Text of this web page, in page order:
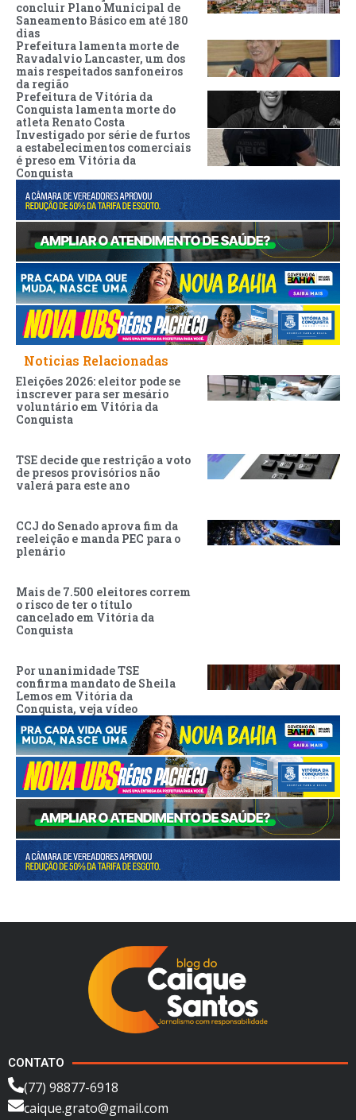
concluir Plano Municipal de
Saneamento Básico em até 180
dias
Prefeitura lamenta morte de
Ravadalvio Lancaster, um dos
mais respeitados sanfoneiros
da região
Prefeitura de Vitória da
Conquista lamenta morte do
atleta Renato Costa
Investigado por série de furtos
a estabelecimentos comerciais
é preso em Vitória da
Conquista
Noticias Relacionadas
Eleições 2026: eleitor pode se
inscrever para ser mesário
voluntário em Vitória da
Conquista
TSE decide que restrição a voto
de presos provisórios não
valerá para este ano
CCJ do Senado aprova fim da
reeleição e manda PEC para o
plenário
Mais de 7.500 eleitores correm
o risco de ter o título
cancelado em Vitória da
Conquista
Por unanimidade TSE
confirma mandato de Sheila
Lemos em Vitória da
Conquista, veja vídeo
CONTATO
(77) 98877-6918
caique.grato@gmail.com